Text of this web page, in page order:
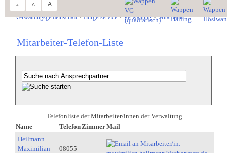
A A A
Verwaltungsgemeinschaft>Bürgerservice>Verwaltung>Mitarbeiter
Mitarbeiter-Telefon-Liste
Telefonliste der Mitarbeiter/innen der Verwaltung
Name
Telefon ZimmerMail
Heilmann
Maximilian
08055